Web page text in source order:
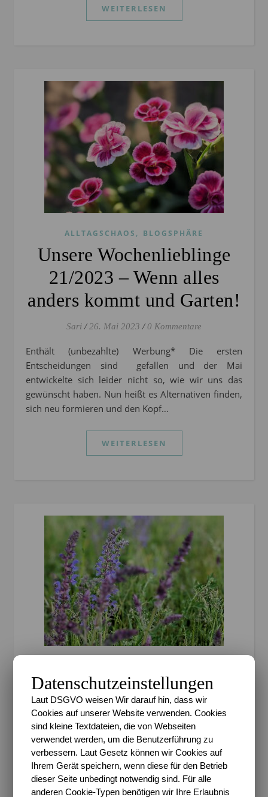
WEITERLESEN
ALLTAGSCHAOS , BLOGSPHÄRE
Unsere Wochenlieblinge
21/2023 – Wenn alles
anders kommt und Garten!
Sari / 26. Mai 2023 / 0 Kommentare
Enthält (unbezahlte) Werbung* Die ersten
Entscheidungen sind gefallen und der Mai
entwickelte sich leider nicht so, wie wir uns das
gewünscht haben. Nun heißt es Alternativen finden,
sich neu formieren und den Kopf…
WEITERLESEN
1000 Fragen an mich (781-
800) – Rollen, Horoskope
und exotisches Essen
Datenschutzeinstellungen
Laut DSGVO weisen Wir darauf hin, dass wir
Cookies auf unserer Website verwenden. Cookies
sind kleine Textdateien, die von Webseiten
verwendet werden, um die Benutzerführung zu
verbessern. Laut Gesetz können wir Cookies auf
Ihrem Gerät speichern, wenn diese für den Betrieb
dieser Seite unbedingt notwendig sind. Für alle
anderen Cookie-Typen benötigen wir Ihre Erlaubnis